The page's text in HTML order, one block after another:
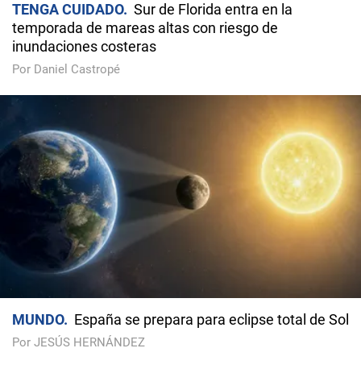
TENGA CUIDADO
Sur de Florida entra en la
temporada de mareas altas con riesgo de
inundaciones costeras
Por Daniel Castropé
MUNDO España se prepara para eclipse total de Sol
Por JESÚS HERNÁNDEZ